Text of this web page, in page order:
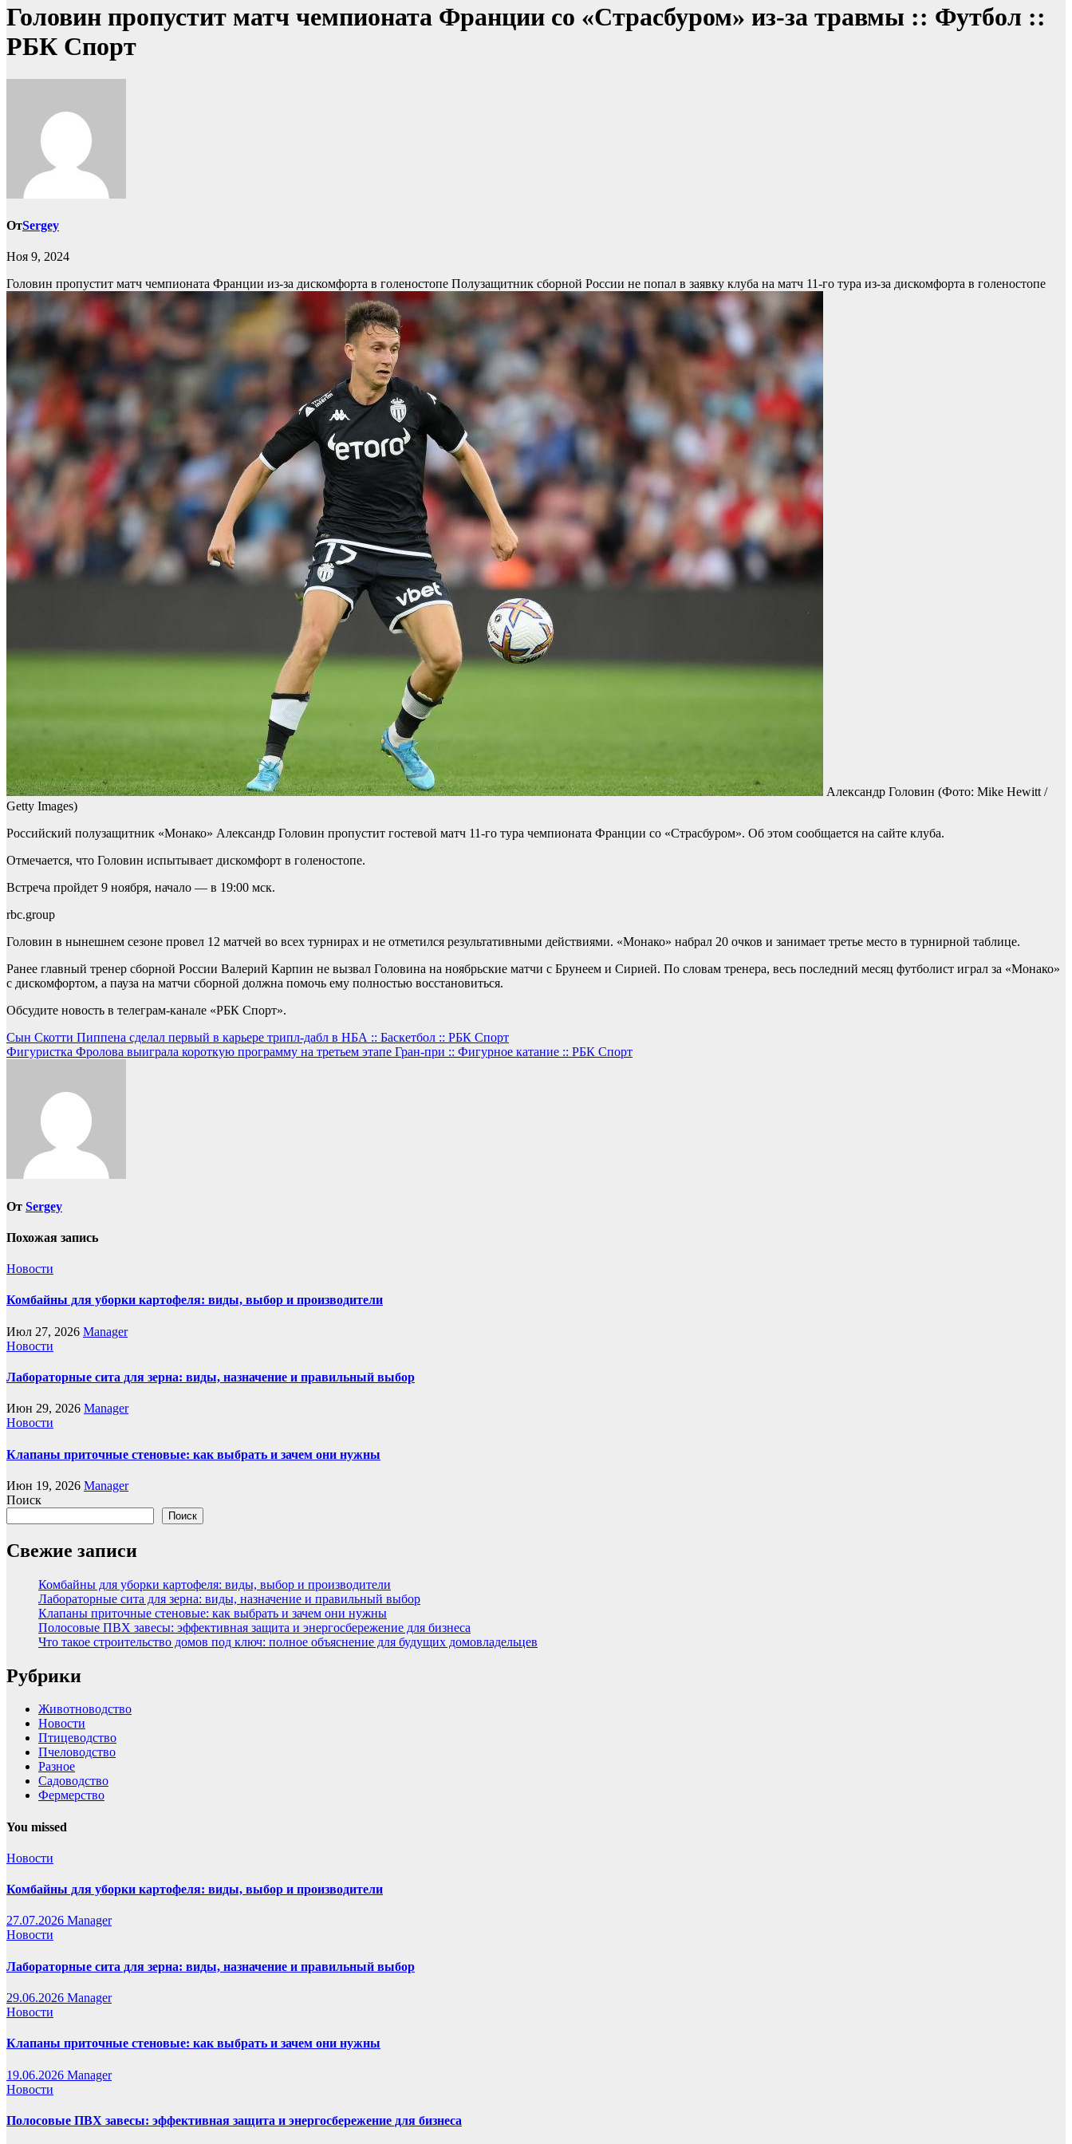
Головин пропустит матч чемпионата Франции со «Страсбуром» из-за травмы :: Футбол ::
РБК Спорт
ОтSergey
Ноя 9, 2024
Головин пропустит матч чемпионата Франции из-за дискомфорта в голеностопе Полузащитник сборной России не попал в заявку клуба на матч 11-го тура из-за дискомфорта в голеностопе
Александр Головин (Фото: Mike Hewitt /
Getty Images)
Российский полузащитник «Монако» Александр Головин пропустит гостевой матч 11-го тура чемпионата Франции со «Страсбуром». Об этом сообщается на сайте клуба.
Отмечается, что Головин испытывает дискомфорт в голеностопе.
Встреча пройдет 9 ноября, начало — в 19:00 мск.
rbc.group
Головин в нынешнем сезоне провел 12 матчей во всех турнирах и не отметился результативными действиями. «Монако» набрал 20 очков и занимает третье место в турнирной таблице.
Ранее главный тренер сборной России Валерий Карпин не вызвал Головина на ноябрьские матчи с Брунеем и Сирией. По словам тренера, весь последний месяц футболист играл за «Монако»
с дискомфортом, а пауза на матчи сборной должна помочь ему полностью восстановиться.
Обсудите новость в телеграм-канале «РБК Спорт».
Навигация
по
Сын Скотти Пиппена сделал первый в карьере трипл-дабл в НБА :: Баскетбол :: РБК Спорт
Фигуристка Фролова выиграла короткую программу на третьем этапе Гран-при :: Фигурное катание :: РБК Спорт
От Sergey
Похожая запись
Новости
Комбайны для уборки картофеля: виды, выбор и производители
Июл 27, 2026 Manager
Новости
Лабораторные сита для зерна: виды, назначение и правильный выбор
Июн 29, 2026 Manager
Новости
Клапаны приточные стеновые: как выбрать и зачем они нужны
Июн 19, 2026 Manager
Поиск
Поиск
Свежие записи
Комбайны для уборки картофеля: виды, выбор и производители
Лабораторные сита для зерна: виды, назначение и правильный выбор
Клапаны приточные стеновые: как выбрать и зачем они нужны
Полосовые ПВХ завесы: эффективная защита и энергосбережение для бизнеса
Что такое строительство домов под ключ: полное объяснение для будущих домовладельцев
Рубрики
Животноводство
Новости
Птицеводство
Пчеловодство
Разное
Садоводство
Фермерство
You missed
Новости
Комбайны для уборки картофеля: виды, выбор и производители
27.07.2026 Manager
Новости
Лабораторные сита для зерна: виды, назначение и правильный выбор
29.06.2026 Manager
Новости
Клапаны приточные стеновые: как выбрать и зачем они нужны
19.06.2026 Manager
Новости
Полосовые ПВХ завесы: эффективная защита и энергосбережение для бизнеса